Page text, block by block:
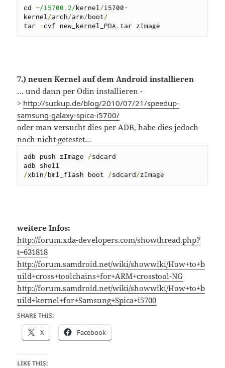
cd ~/i5700.2/kernel /i5700-
kernel /arch/arm/boot/
tar -cvf new_kernel_PDA . tar zImage
7.) neuen Kernel auf dem Android installieren
… und dann per Odin installieren -
> http://suckup.de/blog/2010/07/21/speedup-
samsung-galaxy-spica-i5700/
oder man versucht dies per ADB, habe dies jedoch
noch nicht getestet…
adb push zImage /sdcard
/xbin/bml_flash boot /sdcard/zImage
weitere Infos:
http://forum.xda-developers.com/showthread.php?
t=631818
http://forum.samdroid.net/wiki/showwiki/How+to+b
uild+cross+toolchains+for+ARM+crosstool-NG
http://forum.samdroid.net/wiki/showwiki/How+to+b
uild+kernel+for+Samsung+Spica+i5700
SHARE THIS:
X Facebook
LIKE THIS: